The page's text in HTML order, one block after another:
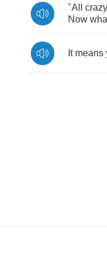
"All
crazy
Now
It means